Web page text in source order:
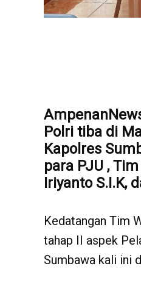
Polri tiba di
Kapolres
para PJU ,
Iriyanto S.I.K,
Kedatangan Tim
tahap II aspek
Sumbawa kali ini